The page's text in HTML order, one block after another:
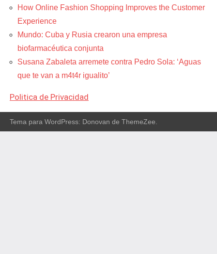
How Online Fashion Shopping Improves the Customer
Experience
Mundo: Cuba y Rusia crearon una empresa
biofarmacéutica conjunta
Susana Zabaleta arremete contra Pedro Sola: ‘Aguas
que te van a m4t4r igualito’
Politica de Privacidad
Tema para WordPress: Donovan de ThemeZee.